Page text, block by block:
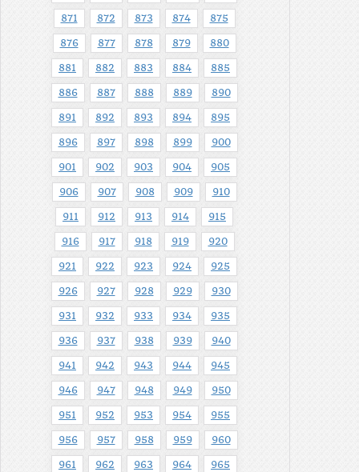
871 872 873 874 875
876 877 878 879 880
881 882 883 884 885
886 887 888 889 890
891 892 893 894 895
896 897 898 899 900
901 902 903 904 905
906 907 908 909 910
911 912 913 914 915
916 917 918 919 920
921 922 923 924 925
926 927 928 929 930
931 932 933 934 935
936 937 938 939 940
941 942 943 944 945
946 947 948 949 950
951 952 953 954 955
956 957 958 959 960
961 962 963 964 965